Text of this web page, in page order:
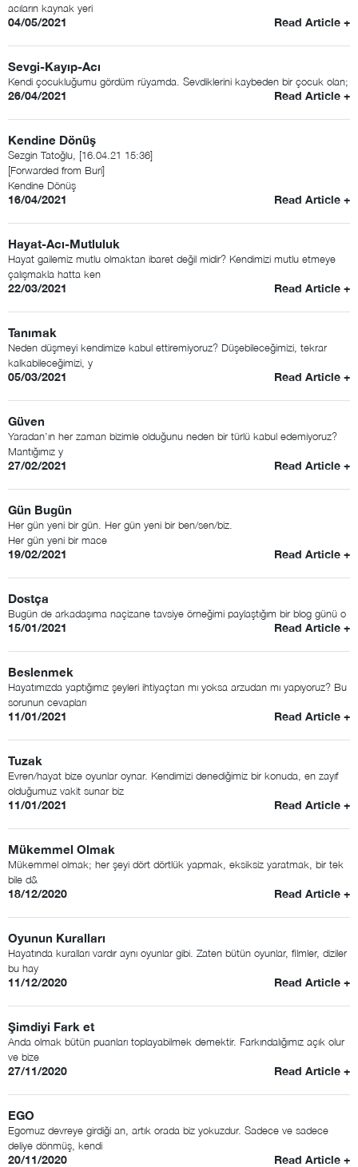
acıların kaynak yeri
04/05/2021 Read Article +
Sevgi-Kayıp-Acı
Kendi çocukluğumu gördüm rüyamda. Sevdiklerini kaybeden bir çocuk olan;
26/04/2021 Read Article +
Kendine Dönüş
Sezgin Tatoğlu, [16.04.21 15:36]
[Forwarded from Buri]
Kendine Dönüş
16/04/2021 Read Article +
Hayat-Acı-Mutluluk
Hayat gailemiz mutlu olmaktan ibaret değil midir? Kendimizi mutlu etmeye
çalışmakla hatta ken
22/03/2021 Read Article +
Tanımak
Neden düşmeyi kendimize kabul ettiremiyoruz? Düşebileceğimizi, tekrar
kalkabileceğimizi, y
05/03/2021 Read Article +
Güven
Yaradan’ın her zaman bizimle olduğunu neden bir türlü kabul edemiyoruz?
Mantığımız y
27/02/2021 Read Article +
Gün Bugün
Her gün yeni bir gün. Her gün yeni bir ben/sen/biz.
Her gün yeni bir mace
19/02/2021 Read Article +
Dostça
Bugün de arkadaşıma naçizane tavsiye örneğimi paylaştığım bir blog günü o
15/01/2021 Read Article +
Beslenmek
Hayatımızda yaptığımız şeyleri ihtiyaçtan mı yoksa arzudan mı yapıyoruz? Bu
sorunun cevapları
11/01/2021 Read Article +
Tuzak
Evren/hayat bize oyunlar oynar. Kendimizi denediğimiz bir konuda, en zayıf
olduğumuz vakit sunar biz
11/01/2021 Read Article +
Mükemmel Olmak
Mükemmel olmak; her şeyi dört dörtlük yapmak, eksiksiz yaratmak, bir tek
bile d&
18/12/2020 Read Article +
Oyunun Kuralları
Hayatında kuralları vardır aynı oyunlar gibi. Zaten bütün oyunlar, filmler, diziler
bu hay
11/12/2020 Read Article +
Şimdiyi Fark et
Anda olmak bütün puanları toplayabilmek demektir. Farkındalığımız açık olur
ve bize
27/11/2020 Read Article +
EGO
Egomuz devreye girdiği an, artık orada biz yokuzdur. Sadece ve sadece
deliye dönmüş, kendi
20/11/2020 Read Article +